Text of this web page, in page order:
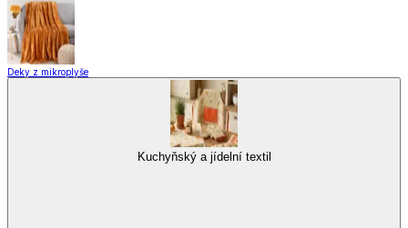
Deky z mikroplyše
Kuchyňský a jídelní textil